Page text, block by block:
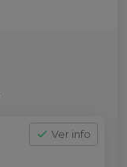
Ver info